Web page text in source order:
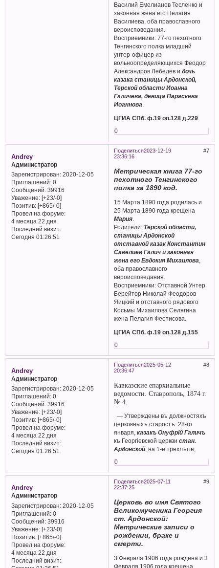
Василий Емелианов Тесленко и
законная жена его Пелагия
Василиева, оба православного
вероисповедания.
Восприемники: 77-го пехотного
Тенгинского полка младший
унтер-офицер из
вольноопределяющихся Феодор
Александров Лебедев идочь
казака станицы Ардонской,
Терской области Иоанна
Галичева, девица Параскева
Иоаннова
ЦГИА СПб. ф.19 оп.128 д.229
0
Поделиться 7
2023-12-19
23:36:16
Andrey
Администратор
Зарегистрирован: 2020-12-05
Приглашений:0
Сообщений:39916
Уважение: [+23/-0]
Позитив: [+865/-0]
Провел на форуме:
4 месяца 22 дня
Последний визит:
Сегодня 01:26:51
Метрическая книга 77-го
пехотного Тенгинского
полка за 1890 год.
15 Марта 1890 года родилась и
25 Марта 1890 года крещена
Мария
Родители: Терской области,
станицы Ардонской
отставной казак Константин
Савелиев Галич и законная
жена его Евдокия Михаилова
оба православного
вероисповедания.
Восприемники: Отставной Унтер
Берейтор Николай Феодоров
Яицкий и отставного рядового
Косьмы Михаилова Селягина
жена Пелагия Феотисова.
ЦГИА СПб. ф.19 оп.128 д.155
0
Поделиться 8
2025-05-12
20:36:47
Andrey
Администратор
Зарегистрирован: 2020-12-05
Приглашений:0
Сообщений:39916
Уважение: [+23/-0]
Позитив: [+865/-0]
Провел на форуме:
4 месяца 22 дня
Последний визит:
Сегодня 01:26:51
Кавказские епархиальные
ведомости. Ставрополь, 1874 г.
№ 4.
— Утверждены въ должностяхъ
церковныхъ старостъ: 28-го
января,казакъ Онуфрій Галичъ
къ Георгіевской церквистан.
Ардонской , на 1-е трехлѣтiе;
0
Поделиться 9
2025-07-11
22:37:25
Andrey
Администратор
Зарегистрирован: 2020-12-05
Приглашений:0
Сообщений:39916
Уважение: [+23/-0]
Позитив: [+865/-0]
Провел на форуме:
4 месяца 22 дня
Последний визит:
Церковь во имя Святого
Великомученика Георгия
ст. Ардонской:
Метрические записи о
рождении, браке и
смерти.
3 Февраля 1906 года рождена и 3
Февраля 1906 года крещена